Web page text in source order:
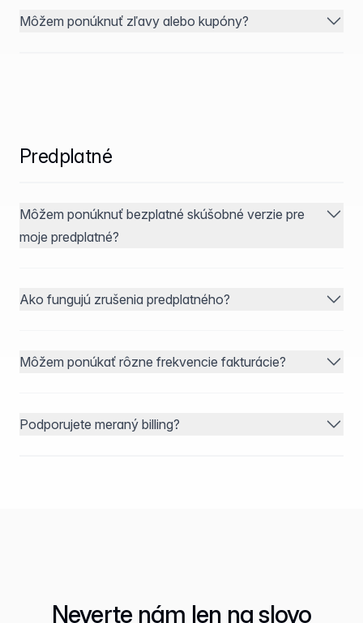
Môžem ponúknuť zľavy alebo kupóny?
Predplatné
Môžem ponúknuť bezplatné skúšobné verzie pre
moje predplatné?
Ako fungujú zrušenia predplatného?
Môžem ponúkať rôzne frekvencie fakturácie?
Podporujete meraný billing?
Neverte nám len na slovo